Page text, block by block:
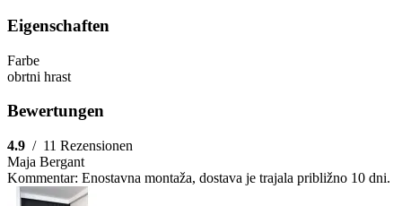
Eigenschaften
Farbe
obrtni hrast
Bewertungen
4.9 / 11 Rezensionen
Maja Bergant
Kommentar: Enostavna montaža, dostava je trajala približno 10 dni.